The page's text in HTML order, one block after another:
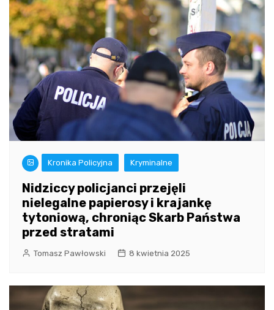
Kronika Policyjna Kryminalne
Nidziccy policjanci przejęli
nielegalne papierosy i krajankę
tytoniową, chroniąc Skarb Państwa
przed stratami
Tomasz Pawłowski 8 kwietnia 2025